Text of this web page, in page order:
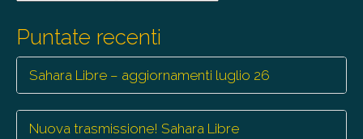
Puntate recenti
Sahara Libre – aggiornamenti luglio 26
Nuova trasmissione! Sahara Libre